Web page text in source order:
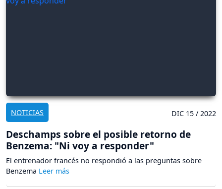
NOTICIAS DIC 15 / 2022
Deschamps sobre el posible retorno de
Benzema: "Ni voy a responder"
El entrenador francés no respondió a las preguntas sobre
Benzema